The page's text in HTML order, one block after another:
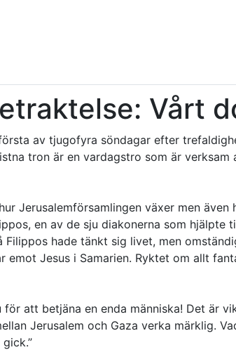
Vårt
av tjugofyra söndagar efter
tron är en vardagstro som är
Jerusalemförsamlingen växer men
en av de sju diakonerna som
hade tänkt sig livet, men
Jesus i Samarien. Ryktet om allt
att betjäna en enda människa! Det är
Jerusalem och Gaza verka märklig.